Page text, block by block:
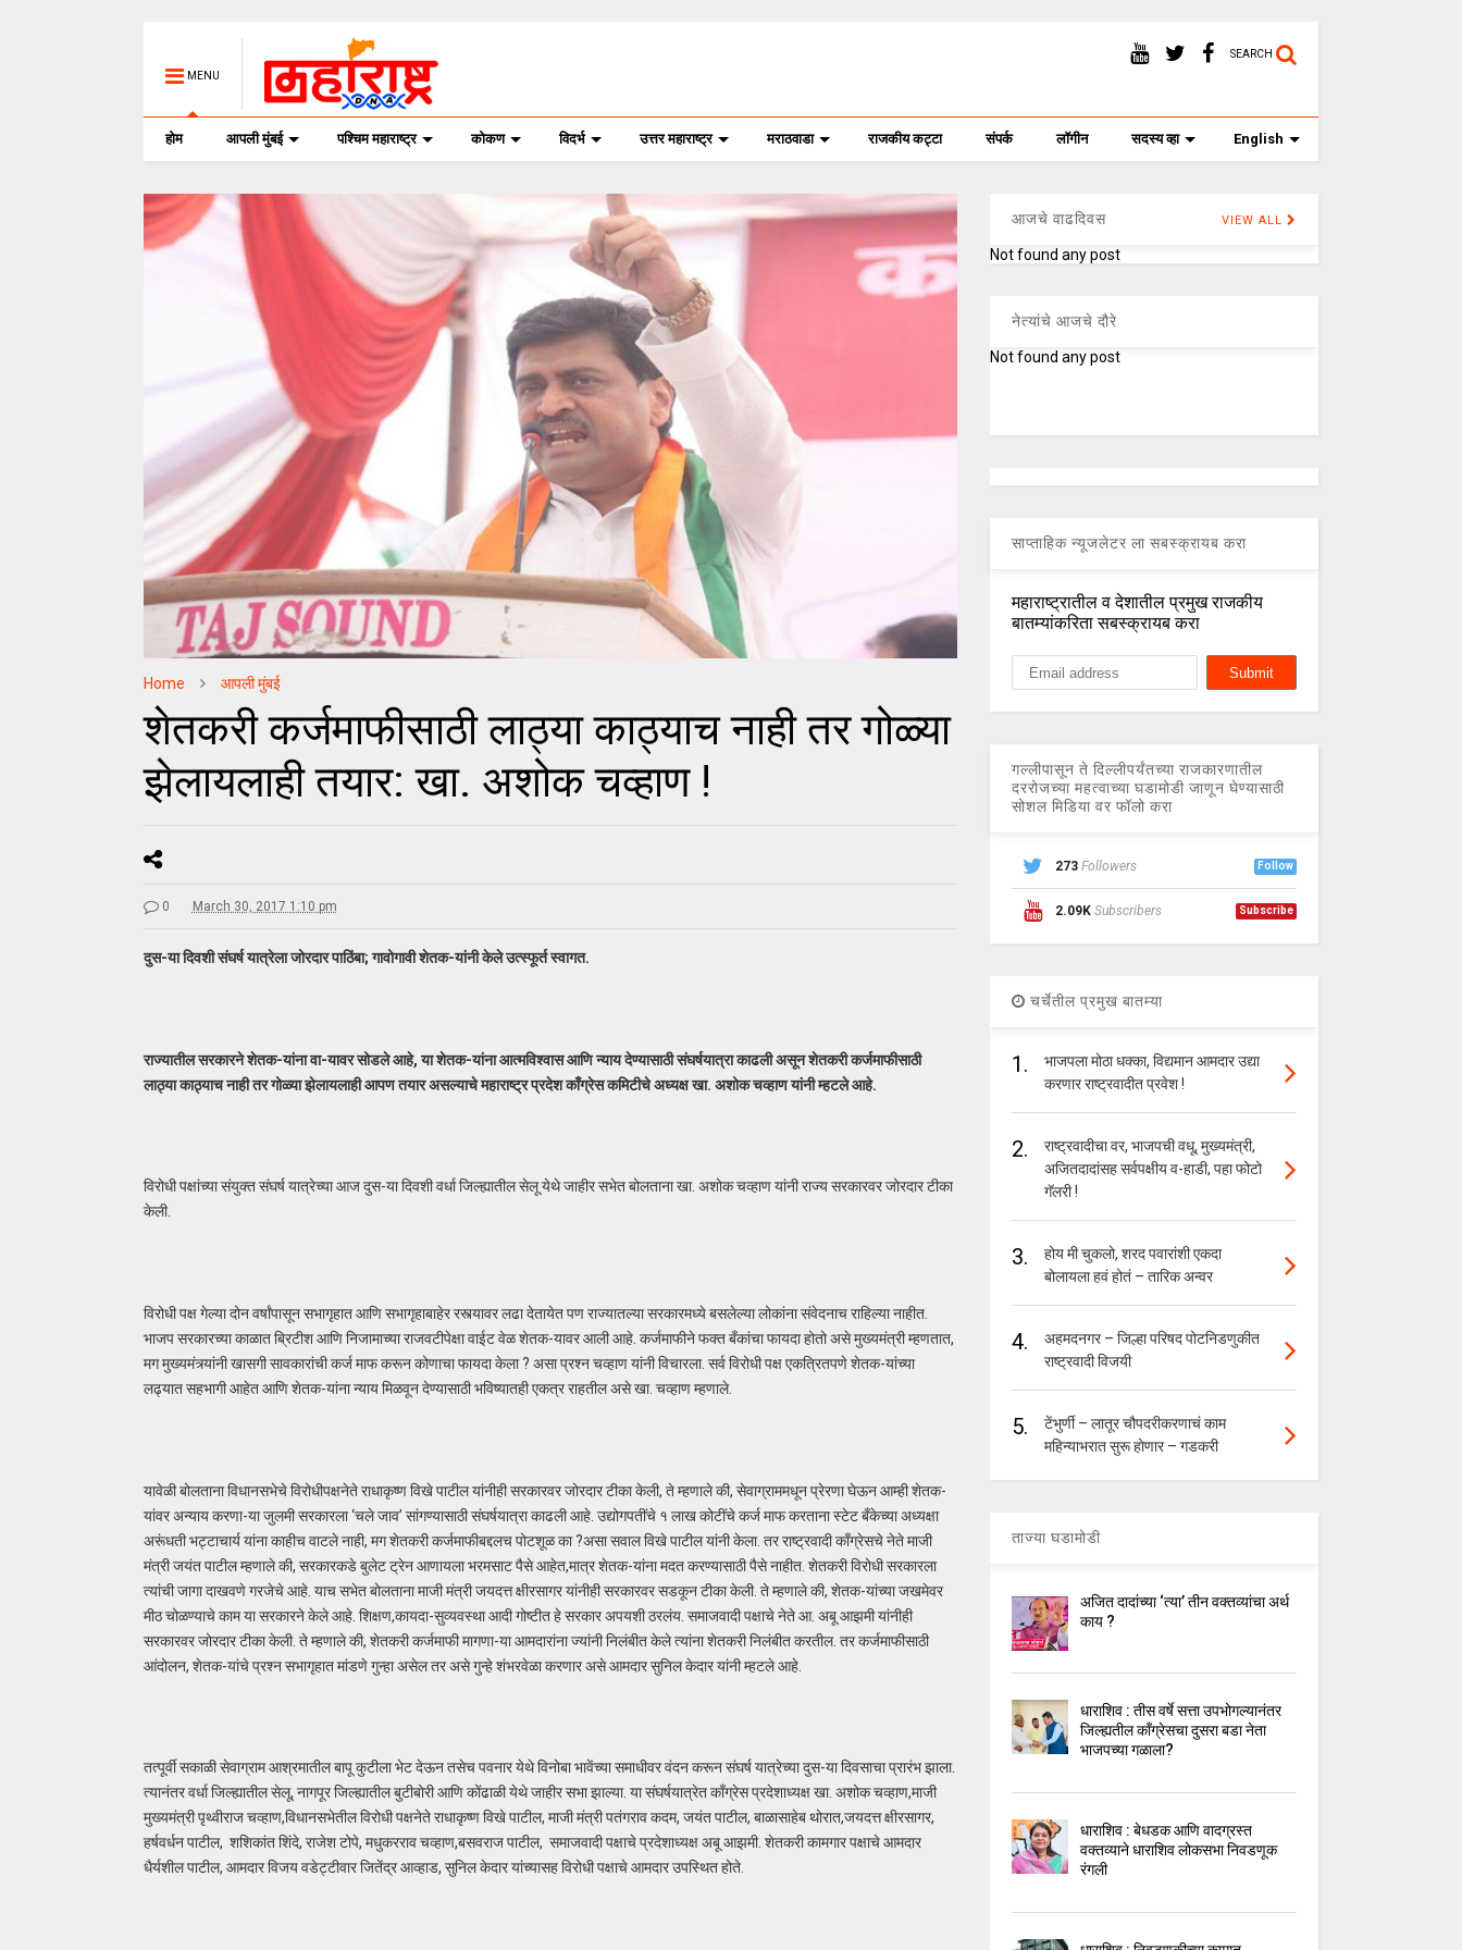
MENU
SEARCH
होम आपली मुंबई पश्चिम महाराष्ट्र कोकण विदर्भ उत्तर महाराष्ट्र मराठवाडा राजकीय कट्टा संपर्क लॉगीन सदस्य व्हा English
Home आपली मुंबई
शेतकरी कर्जमाफीसाठी लाठ्या काठ्याच नाही तर गोळ्या
झेलायलाही तयार: खा. अशोक चव्हाण !
0 March 30, 2017 1:10 pm
दुस-या दिवशी संघर्ष यात्रेला जोरदार पाठिंबा; गावोगावी शेतक-यांनी केले उत्स्फूर्त स्वागत.
राज्यातील सरकारने शेतक-यांना वा-यावर सोडले आहे, या शेतक-यांना आत्मविश्वास आणि न्याय देण्यासाठी संघर्षयात्रा काढली असून शेतकरी कर्जमाफीसाठी
लाठ्या काठ्याच नाही तर गोळ्या झेलायलाही आपण तयार असल्याचे महाराष्ट्र प्रदेश काँग्रेस कमिटीचे अध्यक्ष खा. अशोक चव्हाण यांनी म्हटले आहे.
विरोधी पक्षांच्या संयुक्त संघर्ष यात्रेच्या आज दुस-या दिवशी वर्धा जिल्ह्यातील सेलू येथे जाहीर सभेत बोलताना खा. अशोक चव्हाण यांनी राज्य सरकारवर जोरदार टीका
केली.
विरोधी पक्ष गेल्या दोन वर्षांपासून सभागृहात आणि सभागृहाबाहेर रस्त्यावर लढा देतायेत पण राज्यातल्या सरकारमध्ये बसलेल्या लोकांना संवेदनाच राहिल्या नाहीत.
भाजप सरकारच्या काळात ब्रिटीश आणि निजामाच्या राजवटीपेक्षा वाईट वेळ शेतक-यावर आली आहे. कर्जमाफीने फक्त बँकांचा फायदा होतो असे मुख्यमंत्री म्हणतात,
मग मुख्यमंत्र्यांनी खासगी सावकारांची कर्ज माफ करून कोणाचा फायदा केला ? असा प्रश्न चव्हाण यांनी विचारला. सर्व विरोधी पक्ष एकत्रितपणे शेतक-यांच्या
लढ्यात सहभागी आहेत आणि शेतक-यांना न्याय मिळवून देण्यासाठी भविष्यातही एकत्र राहतील असे खा. चव्हाण म्हणाले.
यावेळी बोलताना विधानसभेचे विरोधीपक्षनेते राधाकृष्ण विखे पाटील यांनीही सरकारवर जोरदार टीका केली, ते म्हणाले की, सेवाग्राममधून प्रेरणा घेऊन आम्ही शेतक-
यांवर अन्याय करणा-या जुलमी सरकारला ‘चले जाव’ सांगण्यासाठी संघर्षयात्रा काढली आहे. उद्योगपतींचे १ लाख कोटींचे कर्ज माफ करताना स्टेट बँकेच्या अध्यक्षा
अरूंधती भट्टाचार्य यांना काहीच वाटले नाही, मग शेतकरी कर्जमाफीबद्दलच पोटशूळ का ?असा सवाल विखे पाटील यांनी केला. तर राष्ट्रवादी काँग्रेसचे नेते माजी
मंत्री जयंत पाटील म्हणाले की, सरकारकडे बुलेट ट्रेन आणायला भरमसाट पैसे आहेत,मात्र शेतक-यांना मदत करण्यासाठी पैसे नाहीत. शेतकरी विरोधी सरकारला
त्यांची जागा दाखवणे गरजेचे आहे. याच सभेत बोलताना माजी मंत्री जयदत्त क्षीरसागर यांनीही सरकारवर सडकून टीका केली. ते म्हणाले की, शेतक-यांच्या जखमेवर
मीठ चोळण्याचे काम या सरकारने केले आहे. शिक्षण,कायदा-सुव्यवस्था आदी गोष्टीत हे सरकार अपयशी ठरलंय. समाजवादी पक्षाचे नेते आ. अबू आझमी यांनीही
सरकारवर जोरदार टीका केली. ते म्हणाले की, शेतकरी कर्जमाफी मागणा-या आमदारांना ज्यांनी निलंबीत केले त्यांना शेतकरी निलंबीत करतील. तर कर्जमाफीसाठी
आंदोलन, शेतक-यांचे प्रश्न सभागृहात मांडणे गुन्हा असेल तर असे गुन्हे शंभरवेळा करणार असे आमदार सुनिल केदार यांनी म्हटले आहे.
तत्पूर्वी सकाळी सेवाग्राम आश्रमातील बापू कुटीला भेट देऊन तसेच पवनार येथे विनोबा भावेंच्या समाधीवर वंदन करून संघर्ष यात्रेच्या दुस-या दिवसाचा प्रारंभ झाला.
त्यानंतर वर्धा जिल्ह्यातील सेलू, नागपूर जिल्ह्यातील बुटीबोरी आणि कोंढाळी येथे जाहीर सभा झाल्या. या संघर्षयात्रेत काँग्रेस प्रदेशाध्यक्ष खा. अशोक चव्हाण,माजी
मुख्यमंत्री पृथ्वीराज चव्हाण,विधानसभेतील विरोधी पक्षनेते राधाकृष्ण विखे पाटील, माजी मंत्री पतंगराव कदम, जयंत पाटील, बाळासाहेब थोरात,जयदत्त क्षीरसागर,
हर्षवर्धन पाटील, शशिकांत शिंदे, राजेश टोपे, मधुकरराव चव्हाण,बसवराज पाटील, समाजवादी पक्षाचे प्रदेशाध्यक्ष अबू आझमी. शेतकरी कामगार पक्षाचे आमदार
धैर्यशील पाटील, आमदार विजय वडेट्टीवार जितेंद्र आव्हाड, सुनिल केदार यांच्यासह विरोधी पक्षाचे आमदार उपस्थित होते.
आजचे वाढदिवस VIEW ALL
Not found any post
नेत्यांचे आजचे दौरे
Not found any post
साप्ताहिक न्यूजलेटर ला सबस्क्रायब करा
महाराष्ट्रातील व देशातील प्रमुख राजकीय
बातम्यांकरिता सबस्क्रायब करा
गल्लीपासून ते दिल्लीपर्यंतच्या राजकारणातील
दररोजच्या महत्वाच्या घडामोडी जाणून घेण्यासाठी
सोशल मिडिया वर फॉलो करा
273 Followers Follow
2.09K Subscribers Subscribe
चर्चेतील प्रमुख बातम्या
1.
भाजपला मोठा धक्का, विद्यमान आमदार उद्या
करणार राष्ट्रवादीत प्रवेश !
2.
राष्ट्रवादीचा वर, भाजपची वधू, मुख्यमंत्री,
अजितदादांसह सर्वपक्षीय व-हाडी, पहा फोटो
गॅलरी !
3.
होय मी चुकलो, शरद पवारांशी एकदा
बोलायला हवं होतं – तारिक अन्वर
4.
अहमदनगर – जिल्हा परिषद पोटनिडणुकीत
राष्ट्रवादी विजयी
5.
टेंभुर्णी – लातूर चौपदरीकरणाचं काम
महिन्याभरात सुरू होणार – गडकरी
ताज्या घडामोडी
अजित दादांच्या ‘त्या’ तीन वक्तव्यांचा अर्थ
काय ?
धाराशिव : तीस वर्षे सत्ता उपभोगल्यानंतर
जिल्ह्यतील कॉंग्रेसचा दुसरा बडा नेता
भाजपच्या गळाला?
धाराशिव : बेधडक आणि वादग्रस्त
वक्तव्याने धाराशिव लोकसभा निवडणूक
रंगली